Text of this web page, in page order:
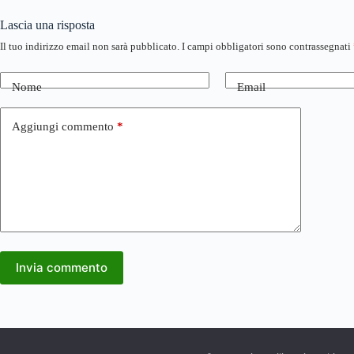
Lascia una risposta
Il tuo indirizzo email non sarà pubblicato. I campi obbligatori sono contrassegnati
Nome Email
Aggiungi commento *
Invia commento